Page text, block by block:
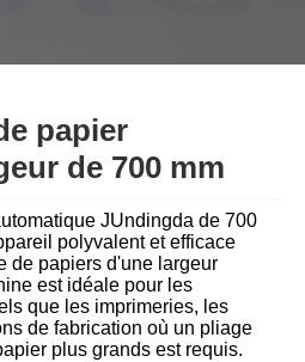
नेपाली
ວ
Keel Română
језик
papier
de 700 mm
JUndingda de 700
polyvalent et efficace
de papiers d'une largeur
est idéale pour les
que les imprimeries, les
de fabrication où un pliage
plus grands est requis.